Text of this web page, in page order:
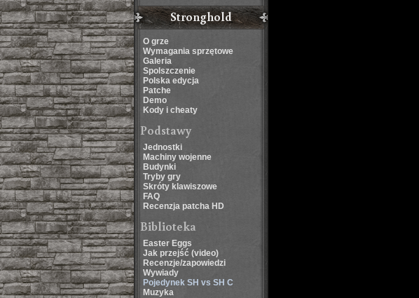
Stronghold
O grze
Wymagania sprzętowe
Galeria
Spolszczenie
Polska edycja
Patche
Demo
Kody i cheaty
Podstawy
Jednostki
Machiny wojenne
Budynki
Tryby gry
Skróty klawiszowe
FAQ
Recenzja patcha HD
Biblioteka
Easter Eggs
Jak przejść (video)
Recenzje/zapowiedzi
Wywiady
Pojedynek SH vs SH C
Muzyka